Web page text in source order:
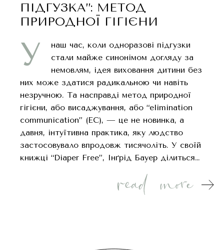
ПІДГУЗКА”: МЕТОД
ПРИРОДНОЇ ГІГІЄНИ
У
наш час, коли одноразові підгузки
стали майже синонімом догляду за
немовлям, ідея виховання дитини без
них може здатися радикальною чи навіть
незручною. Та насправді метод природної
гігієни, або висаджування, або “elimination
communication” (EC), — це не новинка, а
давня, інтуїтивна практика, яку людство
застосовувало впродовж тисячоліть. У своїй
книжці “Diaper Free”, Інґрід Бауер ділиться…